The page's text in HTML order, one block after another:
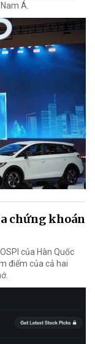
Á.
chứng khoán
của Hàn Quốc
điểm của cả hai